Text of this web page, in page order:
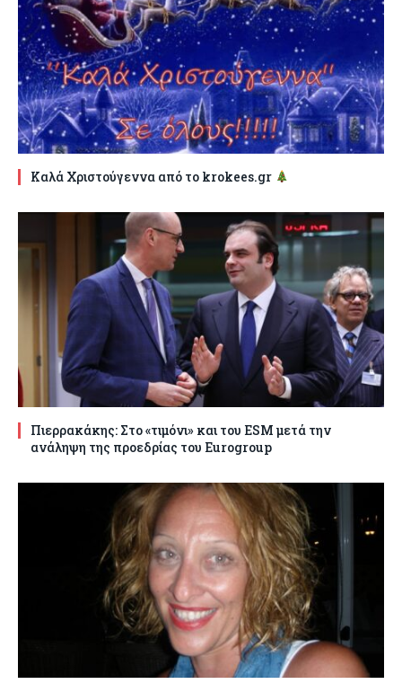
Καλά Χριστούγεννα από το krokees.gr
Πιερρακάκης: Στο «τιμόνι» και του ESM μετά την
ανάληψη της προεδρίας του Eurogroup